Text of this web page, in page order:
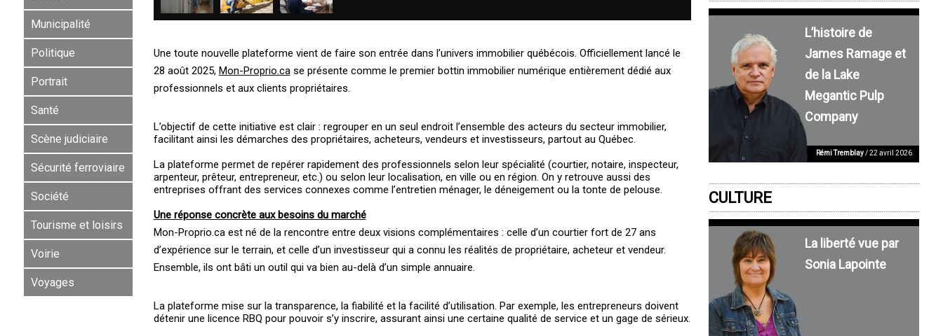
Municipalité
Politique
Portrait
Santé
Scène judiciaire
Sécurité ferroviaire
Société
Tourisme et loisirs
Voirie
Voyages
Une toute nouvelle plateforme vient de faire son entrée dans l’univers immobilier québécois. Officiellement lancé le
28 août 2025, Mon-Proprio.case présente comme le premier bottin immobilier numérique entièrement dédié aux
professionnels et aux clients propriétaires.
L’objectif de cette initiative est clair : regrouper en un seul endroit l’ensemble des acteurs du secteur immobilier,
facilitant ainsi les démarches des propriétaires, acheteurs, vendeurs et investisseurs, partout au Québec.
La plateforme permet de repérer rapidement des professionnels selon leur spécialité (courtier, notaire, inspecteur,
arpenteur, prêteur, entrepreneur, etc.) ou selon leur localisation, en ville ou en région. On y retrouve aussi des
entreprises offrant des services connexes comme l’entretien ménager, le déneigement ou la tonte de pelouse.
Une réponse concrète aux besoins du marché
Mon-Proprio.ca est né de la rencontre entre deux visions complémentaires : celle d’un courtier fort de 27 ans
d’expérience sur le terrain, et celle d’un investisseur qui a connu les réalités de propriétaire, acheteur et vendeur.
Ensemble, ils ont bâti un outil qui va bien au-delà d’un simple annuaire.
La plateforme mise sur la transparence, la fiabilité et la facilité d’utilisation. Par exemple, les entrepreneurs doivent
détenir une licence RBQ pour pouvoir s’y inscrire, assurant ainsi une certaine qualité de service et un gage de sérieux.
L’histoire de
James Ramage et
de la Lake
Megantic Pulp
Company
Rémi Tremblay/ 22 avril 2026
CULTURE
La liberté vue par
Sonia Lapointe